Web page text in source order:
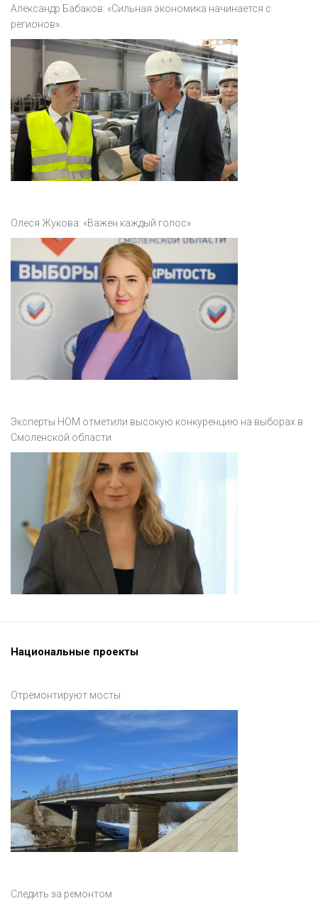
Александр Бабаков: «Сильная экономика начинается с
регионов».
Олеся Жукова: «Важен каждый голос»
Эксперты НОМ отметили высокую конкуренцию на выборах в
Смоленской области
Национальные проекты
Отремонтируют мосты
Следить за ремонтом